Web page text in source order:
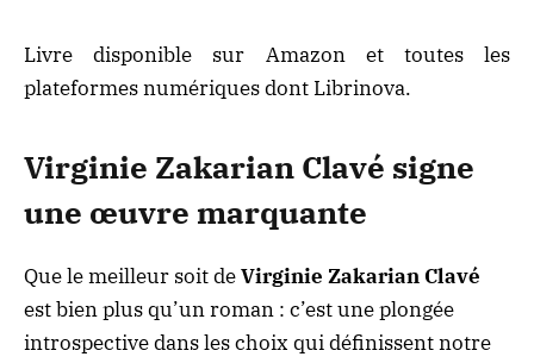
Livre disponible sur Amazonet toutes les
plateformes numériques dont Librinova.
Virginie Zakarian Clavé signe
une œuvre marquante
Que le meilleur soit deVirginie Zakarian Clavé
est bien plus qu’un roman : c’est une plongée
introspective dans les choix qui définissent notre